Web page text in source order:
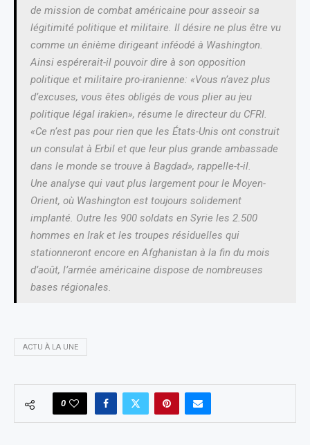
de mission de combat américaine pour asseoir sa
légitimité politique et militaire. Il désire ne plus être vu
comme un énième dirigeant inféodé à Washington.
Ainsi espérerait-il pouvoir dire à son opposition
politique et militaire pro-iranienne: «Vous n’avez plus
d’excuses, vous êtes obligés de vous plier au jeu
politique légal irakien», résume le directeur du CFRI.
«Ce n’est pas pour rien que les États-Unis ont construit
un consulat à Erbil et que leur plus grande ambassade
dans le monde se trouve à Bagdad», rappelle-t-il.
Une analyse qui vaut plus largement pour le Moyen-
Orient, où Washington est toujours solidement
implanté. Outre les 900 soldats en Syrie les 2.500
hommes en Irak et les troupes résiduelles qui
stationneront encore en Afghanistan à la fin du mois
d’août, l’armée américaine dispose de nombreuses
bases régionales.
ACTU À LA UNE
0